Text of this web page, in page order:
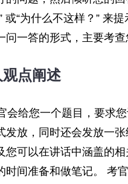
或“为什么不这样？” 来
问一答的形式，主要考
点阐述
会给您一个题目，要求
发放，同时还会发放一
您可以在讲话中涵盖的相
时间准备和做笔记。 考